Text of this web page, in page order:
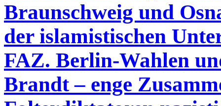
Braunschweig und
der islamistischen
FAZ. Berlin-Wahlen
Brandt – enge